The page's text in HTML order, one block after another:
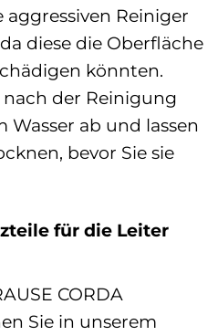
aggressiven Reiniger
diese die Oberfläche
könnten.
nach der Reinigung
ab und lassen
bevor Sie sie
für die Leiter
CORDA
Sie in unserem